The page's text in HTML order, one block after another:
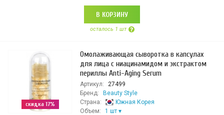
В КОРЗИНУ
осталось 1 шт
скидка 17%
Омолаживающая сыворотка в капсулах
для лица с ниацинамидом и экстрактом
периллы Anti-Aging Serum
Артикул:
27499
Бренд:
Beauty Style
Страна:
Южная Корея
Объем:
1 шт